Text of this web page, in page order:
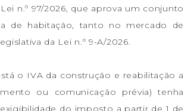
n.º 97/2026, que aprova um conjunto
de habitação, tanto no mercado de
da Lei n.º 9-A/2026.
o IVA da construção e reabilitação a
ou comunicação prévia) tenha
do imposto a partir de 1 de